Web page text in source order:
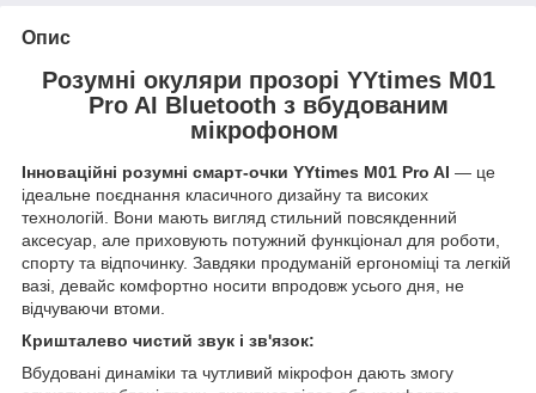
Опис
Розумні окуляри прозорі YYtimes M01
Pro AI Bluetooth з вбудованим
мікрофоном
Інноваційні розумні смарт-очки YYtimes M01 Pro AI — це
ідеальне поєднання класичного дизайну та високих
технологій. Вони мають вигляд стильний повсякденний
аксесуар, але приховують потужний функціонал для роботи,
спорту та відпочинку. Завдяки продуманій ергономіці та легкій
вазі, девайс комфортно носити впродовж усього дня, не
відчуваючи втоми.
Кришталево чистий звук і зв'язок:
Вбудовані динаміки та чутливий мікрофон дають змогу